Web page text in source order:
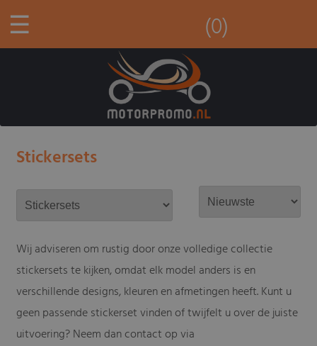
☰ (0)
Stickersets
Wij adviseren om rustig door onze volledige collectie
stickersets te kijken, omdat elk model anders is en
verschillende designs, kleuren en afmetingen heeft. Kunt u
geen passende stickerset vinden of twijfelt u over de juiste
uitvoering? Neem dan contact op via